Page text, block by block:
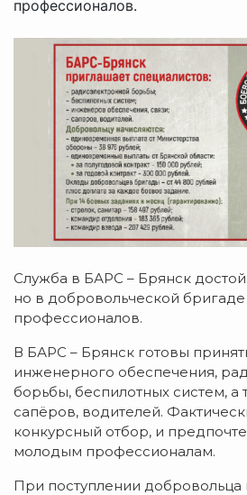
профессионалов.
Служба в БАРС – Брянск
но в добровольческой
профессионалов.
В БАРС – Брянск готовы
инженерного обеспечения,
борьбы, беспилотных систем, а
сапёров, водителей.
конкурсный отбор, и
молодым профессионалам.
При поступлении